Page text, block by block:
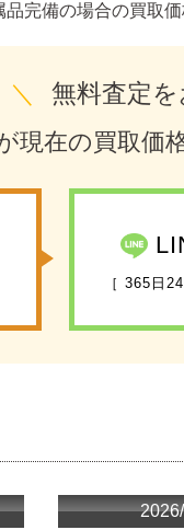
完備の場合の買取価
＼ 無料査定
現在の買取価
［ 365日